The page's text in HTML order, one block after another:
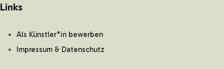
Links
Als Künstler*in bewerben
Impressum & Datenschutz